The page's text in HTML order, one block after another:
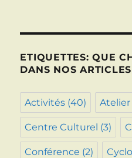
ETIQUETTES: QUE
DANS NOS
Activités (40)
Centre Culturel (3)
Conférence (2)